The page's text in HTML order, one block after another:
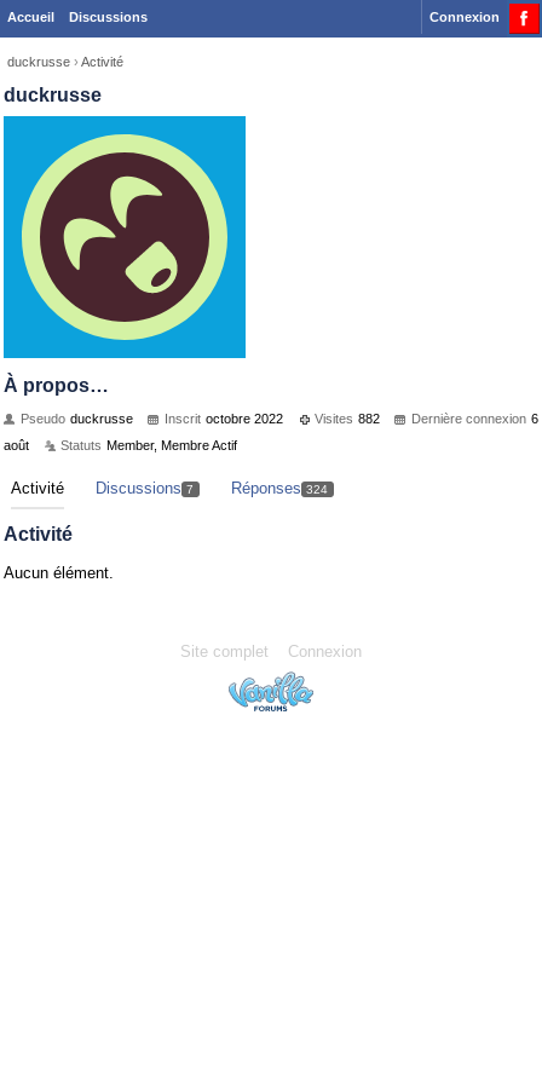
Accueil Discussions Connexion
duckrusse › Activité
duckrusse
À propos…
Pseudo duckrusse Inscrit octobre 2022 Visites 882 Dernière connexion 6
août
Statuts Member, Membre Actif
Activité Discussions 7 Réponses 324
Activité
Aucun élément.
Site complet Connexion